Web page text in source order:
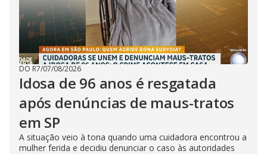
DO R7/07/08/2026
Idosa de 96 anos é resgatada
após denúncias de maus-tratos
em SP
A situação veio à tona quando uma cuidadora encontrou a
mulher ferida e decidiu denunciar o caso às autoridades